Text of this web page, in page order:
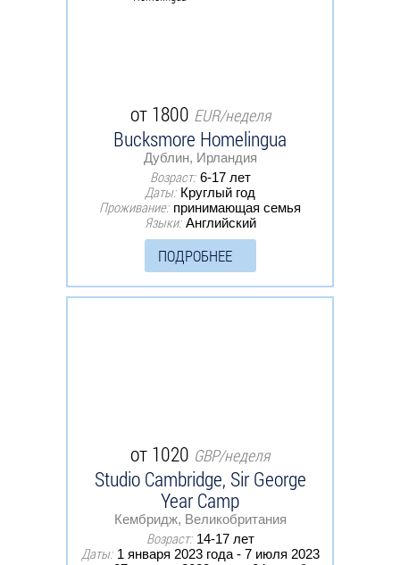
от 1800 EUR/неделя
Bucksmore Homelingua
Дублин, Ирландия
Возраст: 6-17 лет
Даты: Круглый год
Проживание: принимающая семья
Языки: Английский
ПОДРОБНЕЕ
от 1020 GBP/неделя
Studio Cambridge, Sir George
Year Camp
Кембридж, Великобритания
Возраст: 14-17 лет
Даты: 1 января 2023 года - 7 июля 2023